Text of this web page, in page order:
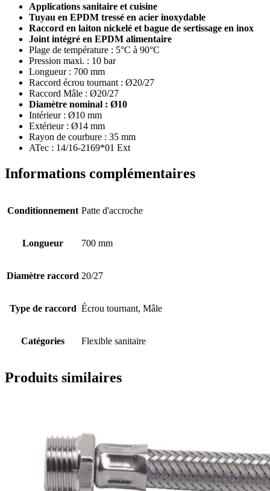
Applications sanitaire et cuisine
Tuyau en EPDM tressé en acier inoxydable
Raccord en laiton nickelé et bague de sertissage en inox
Joint intégré en EPDM alimentaire
Plage de température : 5°C à 90°C
Pression maxi. : 10 bar
Longueur : 700 mm
Raccord écrou tournant : Ø20/27
Raccord Mâle : Ø20/27
Diamètre nominal : Ø10
Intérieur : Ø10 mm
Extérieur : Ø14 mm
Rayon de courbure : 35 mm
ATec : 14/16-2169*01 Ext
Informations complémentaires
Conditionnement Patte d'accroche
Longueur 700 mm
Diamètre raccord 20/27
Type de raccord Écrou tournant, Mâle
Catégories Flexible sanitaire
Produits similaires